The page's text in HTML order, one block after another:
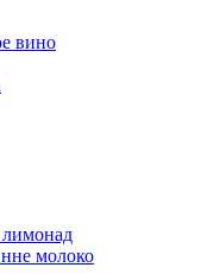
вино
молоко